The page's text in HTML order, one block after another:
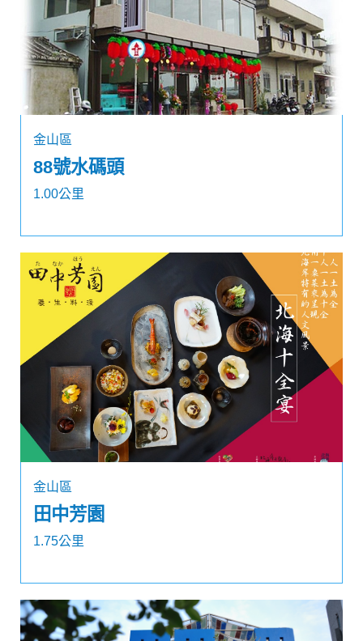
金山區
88號水碼頭
1.00公里
金山區
田中芳園
1.75公里